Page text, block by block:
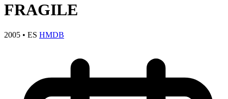
FRAGILE
2005 • ES HMDB